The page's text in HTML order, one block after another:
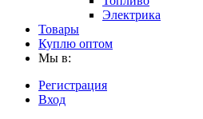
Электрика
Товары
Куплю оптом
Мы в:
Регистрация
Вход